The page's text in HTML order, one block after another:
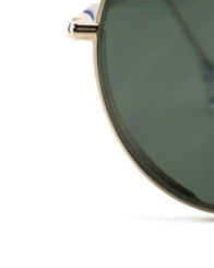
48 mm
Výška očnice